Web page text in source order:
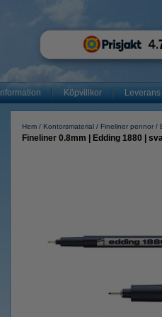
Information Köpvillkor Leverans
Hem Kontorsmaterial Fineliner pennor
Fineliner 0.8mm | Edding 1880 |